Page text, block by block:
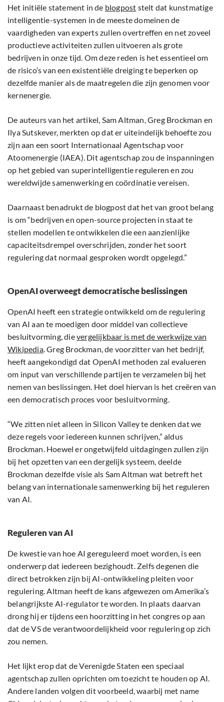
Het initiële statement in de blogpost stelt dat kunstmatige
intelligentie-systemen in de meeste domeinen de
vaardigheden van experts zullen overtreffen en net zoveel
productieve activiteiten zullen uitvoeren als grote
bedrijven in onze tijd. Om deze reden is het essentieel om
de risico’s van een existentiële dreiging te beperken op
dezelfde manier als de maatregelen die zijn genomen voor
kernenergie.
De auteurs van het artikel, Sam Altman, Greg Brockman en
Ilya Sutskever, merkten op dat er uiteindelijk behoefte zou
zijn aan een soort Internationaal Agentschap voor
Atoomenergie (IAEA). Dit agentschap zou de inspanningen
op het gebied van superintelligentie reguleren en zou
wereldwijde samenwerking en coördinatie vereisen.
Daarnaast benadrukt de blogpost dat het van groot belang
is om “bedrijven en open-source projecten in staat te
stellen modellen te ontwikkelen die een aanzienlijke
capaciteitsdrempel overschrijden, zonder het soort
regulering dat normaal gesproken wordt opgelegd.”
OpenAI overweegt democratische beslissingen
OpenAI heeft een strategie ontwikkeld om de regulering
van AI aan te moedigen door middel van collectieve
besluitvorming, dievergelijkbaar is met de werkwijze van
Wikipedia. Greg Brockman, de voorzitter van het bedrijf,
heeft aangekondigd dat OpenAI methoden zal evalueren
om input van verschillende partijen te verzamelen bij het
nemen van beslissingen. Het doel hiervan is het creëren van
een democratisch proces voor besluitvorming.
“We zitten niet alleen in Silicon Valley te denken dat we
deze regels voor iedereen kunnen schrijven,” aldus
Brockman. Hoewel er ongetwijfeld uitdagingen zullen zijn
bij het opzetten van een dergelijk systeem, deelde
Brockman dezelfde visie als Sam Altman wat betreft het
belang van internationale samenwerking bij het reguleren
van AI.
Reguleren van AI
De kwestie van hoe AI gereguleerd moet worden, is een
onderwerp dat iedereen bezighoudt. Zelfs degenen die
direct betrokken zijn bij AI-ontwikkeling pleiten voor
regulering. Altman heeft de kans afgewezen om Amerika’s
belangrijkste AI-regulator te worden. In plaats daarvan
drong hij er tijdens een hoorzitting in het congres op aan
dat de VS de verantwoordelijkheid voor regulering op zich
zou nemen.
Het lijkt erop dat de Verenigde Staten een speciaal
agentschap zullen oprichten om toezicht te houden op AI.
Andere landen volgen dit voorbeeld, waarbij met name